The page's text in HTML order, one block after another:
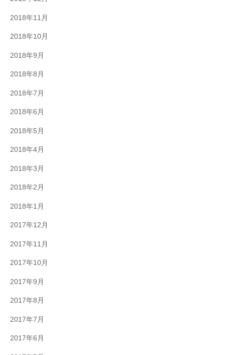
2018年11月
2018年10月
2018年9月
2018年8月
2018年7月
2018年6月
2018年5月
2018年4月
2018年3月
2018年2月
2018年1月
2017年12月
2017年11月
2017年10月
2017年9月
2017年8月
2017年7月
2017年6月